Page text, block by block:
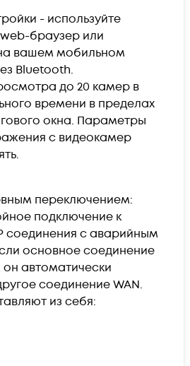
- используйте
браузер или
вашем мобильном
Bluetooth.
до 20 камер в
времени в пределах
окна. Параметры
с видеокамер
переключением:
подключение к
соединения с аварийным
основное соединение
автоматически
соединение WAN.
из себя: